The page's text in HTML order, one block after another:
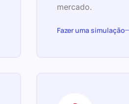
mercado.
Fazer uma simulação